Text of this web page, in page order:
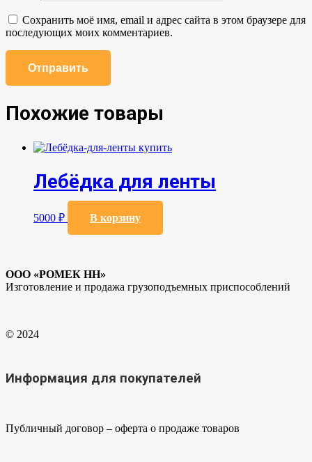
Сохранить моё имя, email и адрес сайта в этом браузере для
последующих моих комментариев.
Похожие товары
Лебёдка для ленты
5000 ₽ В корзину
ООО «РОМЕК НН»
Изготовление и продажа грузоподъемных приспособлений
© 2024
Информация для покупателей
Публичный договор – оферта о продаже товаров